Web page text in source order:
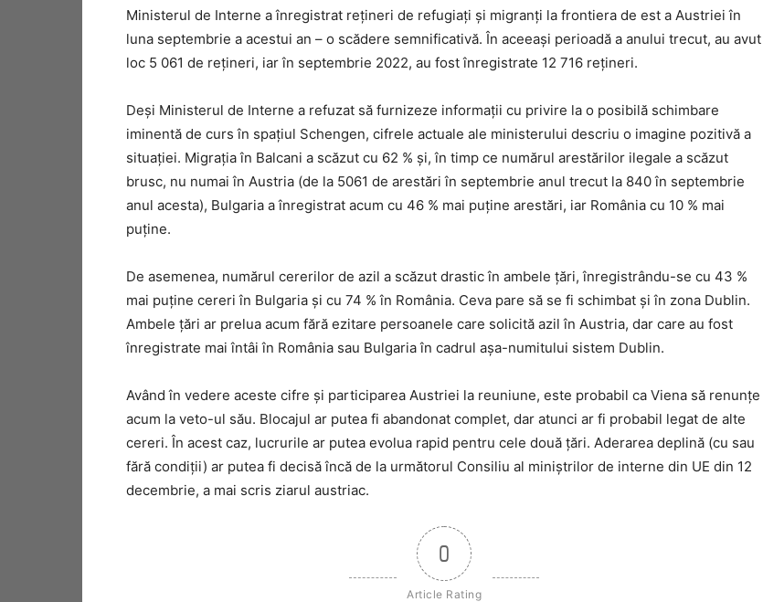
Ministerul de Interne a înregistrat rețineri de refugiați și migranți la frontiera de est a Austriei în
luna septembrie a acestui an – o scădere semnificativă. În aceeași perioadă a anului trecut, au avut
loc 5 061 de rețineri, iar în septembrie 2022, au fost înregistrate 12 716 rețineri.
Deși Ministerul de Interne a refuzat să furnizeze informații cu privire la o posibilă schimbare
iminentă de curs în spațiul Schengen, cifrele actuale ale ministerului descriu o imagine pozitivă a
situației. Migrația în Balcani a scăzut cu 62 % și, în timp ce numărul arestărilor ilegale a scăzut
brusc, nu numai în Austria (de la 5061 de arestări în septembrie anul trecut la 840 în septembrie
anul acesta), Bulgaria a înregistrat acum cu 46 % mai puține arestări, iar România cu 10 % mai
puține.
De asemenea, numărul cererilor de azil a scăzut drastic în ambele țări, înregistrându-se cu 43 %
mai puține cereri în Bulgaria și cu 74 % în România. Ceva pare să se fi schimbat și în zona Dublin.
Ambele țări ar prelua acum fără ezitare persoanele care solicită azil în Austria, dar care au fost
înregistrate mai întâi în România sau Bulgaria în cadrul așa-numitului sistem Dublin.
Având în vedere aceste cifre și participarea Austriei la reuniune, este probabil ca Viena să renunțe
acum la veto-ul său. Blocajul ar putea fi abandonat complet, dar atunci ar fi probabil legat de alte
cereri. În acest caz, lucrurile ar putea evolua rapid pentru cele două țări. Aderarea deplină (cu sau
fără condiții) ar putea fi decisă încă de la următorul Consiliu al miniștrilor de interne din UE din 12
decembrie, a mai scris ziarul austriac.
0
Article Rating